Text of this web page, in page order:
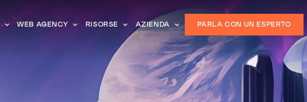
WEB AGENCY RISORSE AZIENDA PARLA CON UN ESPERTO